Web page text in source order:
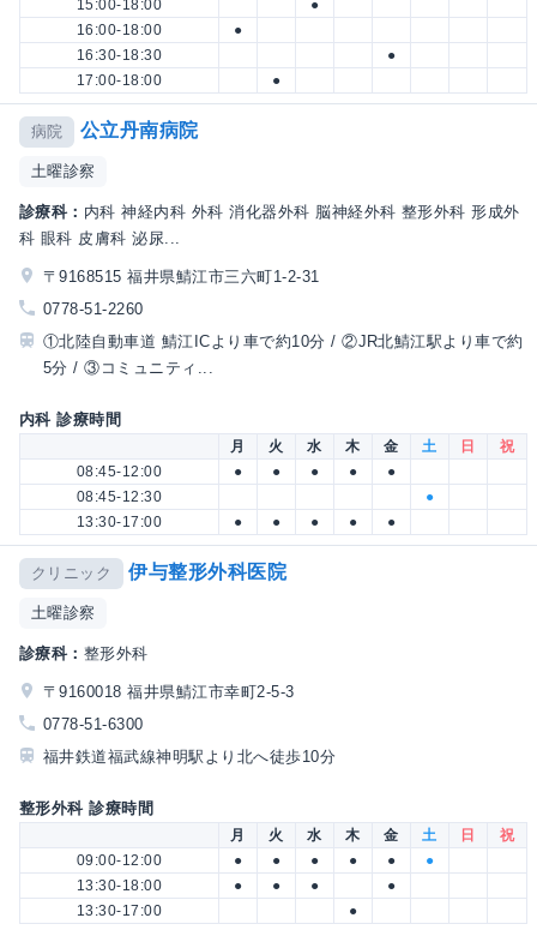
15:00-18:00
●
16:00-18:00
●
16:30-18:30
●
17:00-18:00
●
病院 公立丹南病院
土曜診察
診療科： 内科 神経内科 外科 消化器外科 脳神経外科 整形外科 形成外
科 眼科 皮膚科 泌尿...
〒9168515 福井県鯖江市三六町1-2-31
0778-51-2260
①北陸自動車道 鯖江ICより車で約10分 / ②JR北鯖江駅より車で約
5分 / ③コミュニティ...
内科 診療時間
月 火 水 木 金 土 日
祝
08:45-12:00
● ● ● ●
●
08:45-12:30
●
13:30-17:00
● ● ● ● ●
クリニック 伊与整形外科医院
土曜診察
診療科： 整形外科
〒9160018 福井県鯖江市幸町2-5-3
0778-51-6300
福井鉄道福武線神明駅より北へ徒歩10分
整形外科 診療時間
月 火 水 木 金 土 日
祝
09:00-12:00
● ● ● ● ●
●
13:30-18:00
● ● ●
●
13:30-17:00
●